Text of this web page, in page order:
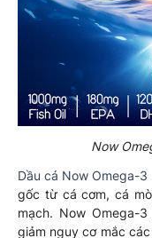
Now
Dầu cá Now Omega-3
gốc từ cá cơm, cá
mạch. Now Omega-
giảm nguy cơ mắc